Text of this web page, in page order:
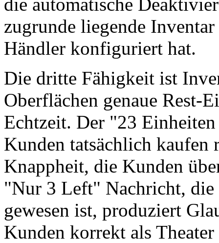
zugrunde liegende
Händler konfiguriert hat.
Die dritte Fähigkeit ist
Oberflächen genaue Rest-
Echtzeit. Der "23
Kunden tatsächlich kaufen
Knappheit, die Kunden
"Nur 3 Left" Nachricht, die
gewesen ist, produziert
Kunden korrekt als